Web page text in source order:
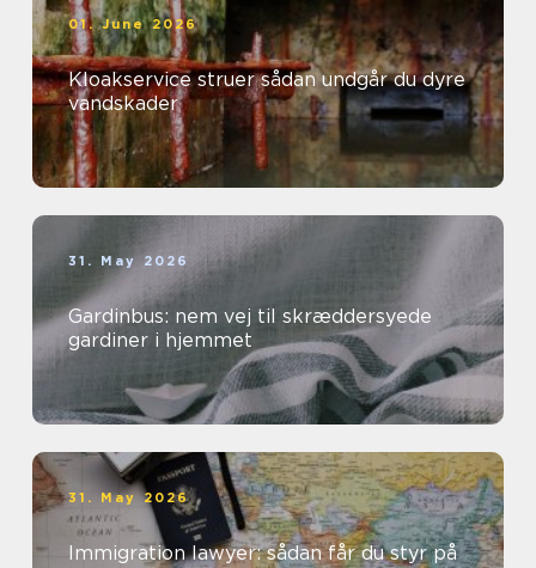
01. June 2026
Kloakservice struer sådan undgår du dyre
vandskader
31. May 2026
Gardinbus: nem vej til skræddersyede
gardiner i hjemmet
31. May 2026
Immigration lawyer: sådan får du styr på